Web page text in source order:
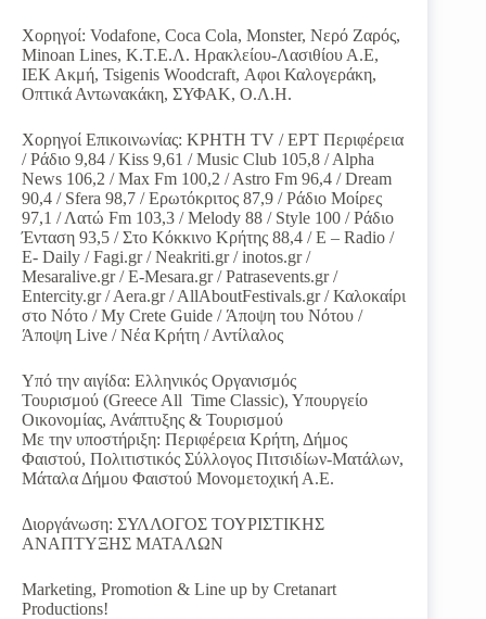
Χορηγοί: Vodafone, Coca Cola, Monster, Νερό Ζαρός,
Minoan Lines, Κ.T.E.Λ. Ηρακλείου-Λασιθίου Α.Ε,
ΙΕΚ Ακμή, Tsigenis Woodcraft, Αφοι Καλογεράκη,
Οπτικά Αντωνακάκη, ΣΥΦΑΚ, O.Λ.Η.
Χορηγοί Επικοινωνίας: ΚΡΗΤΗ TV / ΕΡΤ Περιφέρεια
/ Ράδιο 9,84 / Kiss 9,61 / Music Club 105,8 / Alpha
News 106,2 / Max Fm 100,2 / Astro Fm 96,4 / Dream
90,4 / Sfera 98,7 / Ερωτόκριτος 87,9 / Ράδιο Μοίρες
97,1 / Λατώ Fm 103,3 / Melody 88 / Style 100 / Ράδιο
Ένταση 93,5 / Στο Κόκκινο Κρήτης 88,4 / Ε – Radio /
E- Daily / Fagi.gr / Neakriti.gr / inotos.gr /
Mesaralive.gr / E-Mesara.gr / Patrasevents.gr /
Entercity.gr / Aera.gr / AllAboutFestivals.gr / Καλοκαίρι
στο Νότο / My Crete Guide / Άποψη του Νότου /
Άποψη Live / Νέα Κρήτη / Αντίλαλος
Υπό την αιγίδα: Ελληνικός Οργανισμός
Τουρισμού (Greece All Time Classic), Υπουργείο
Οικονομίας, Ανάπτυξης & Τουρισμού
Με την υποστήριξη: Περιφέρεια Κρήτη, Δήμος
Φαιστού, Πολιτιστικός Σύλλογος Πιτσιδίων-Ματάλων,
Μάταλα Δήμου Φαιστού Μονομετοχική Α.Ε.
Διοργάνωση: ΣΥΛΛΟΓΟΣ ΤΟΥΡΙΣΤΙΚΗΣ
ΑΝΑΠΤΥΞΗΣ ΜΑΤΑΛΩΝ
Marketing, Promotion & Line up by Cretanart
Productions!